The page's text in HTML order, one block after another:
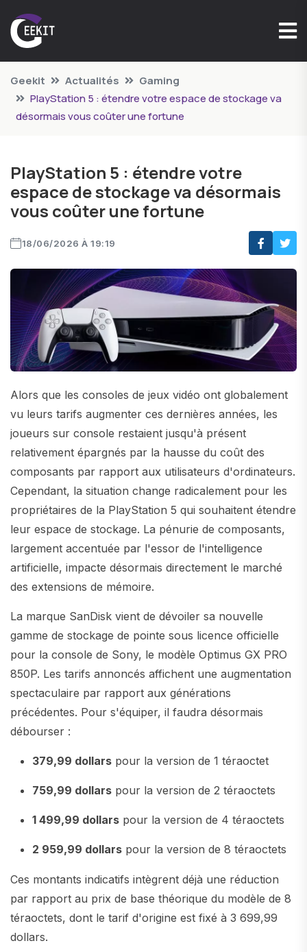
Geekit Actualités
Gaming
PlayStation 5 : étendre votre espace de stockage va
désormais vous coûter une fortune
PlayStation 5 : étendre votre
espace de stockage va désormais
vous coûter une fortune
18/06/2026 À 19:19
Alors que les consoles de jeux vidéo ont globalement
vu leurs tarifs augmenter ces dernières années, les
joueurs sur console restaient jusqu'à présent
relativement épargnés par la hausse du coût des
composants par rapport aux utilisateurs d'ordinateurs.
Cependant, la situation change radicalement pour les
propriétaires de la PlayStation 5 qui souhaitent étendre
leur espace de stockage. La pénurie de composants,
largement accentuée par l'essor de l'intelligence
artificielle, impacte désormais directement le marché
des extensions de mémoire.
La marque SanDisk vient de dévoiler sa nouvelle
gamme de stockage de pointe sous licence officielle
pour la console de Sony, le modèle Optimus GX PRO
850P. Les tarifs annoncés affichent une augmentation
spectaculaire par rapport aux générations
précédentes. Pour s'équiper, il faudra désormais
débourser :
379,99 dollars pour la version de 1 téraoctet
759,99 dollars pour la version de 2 téraoctets
1 499,99 dollars pour la version de 4 téraoctets
2 959,99 dollars pour la version de 8 téraoctets
Ces montants indicatifs intègrent déjà une réduction
par rapport au prix de base théorique du modèle de 8
téraoctets, dont le tarif d'origine est fixé à 3 699,99
dollars.